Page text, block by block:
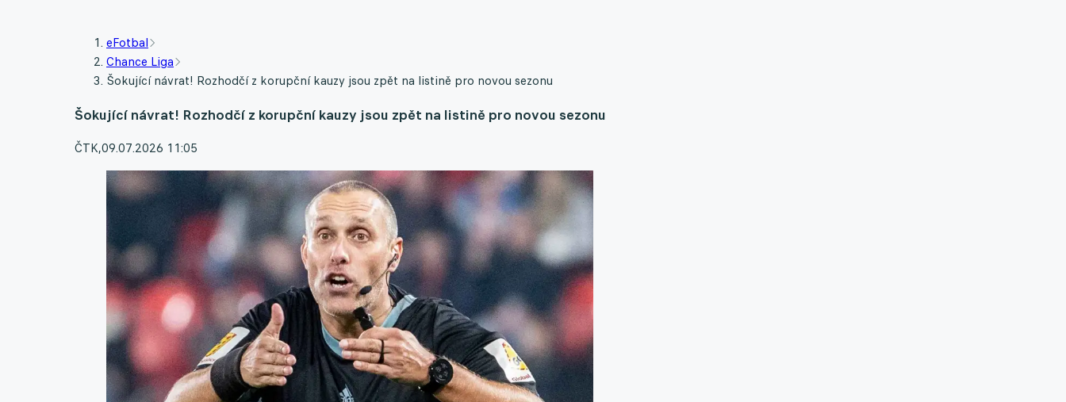
eFotbal
Chance Liga
Šokující návrat! Rozhodčí z korupční kauzy jsou zpět na listině pro novou sezonu
Šokující návrat! Rozhodčí z korupční kauzy jsou zpět na listině pro novou sezonu
ČTK,09.07.2026 11:05